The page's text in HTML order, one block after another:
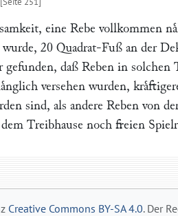
eine Rebe vollkommen
20 Quadrat-Fuß an der
daß Reben in solchen
versehen wurden,
sind, als andere Reben von
Treibhause noch freien
Creative Commons BY-SA 4.0. Der